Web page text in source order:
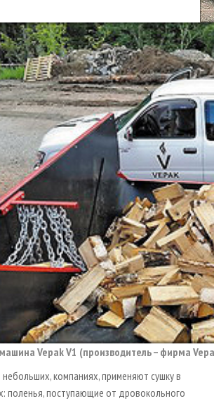
Vepak V1 (производитель – фирма
компаниях, применяют сушку в
поленья, поступающие от дровокольного